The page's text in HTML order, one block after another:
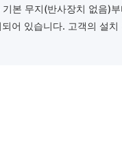
본 무지(반사장치 없음)
어 있습니다. 고객의 설